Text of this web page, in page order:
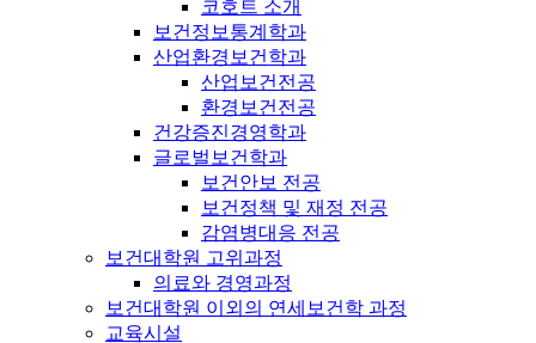
코호트 소개
보건정보통계학과
산업환경보건학과
산업보건전공
환경보건전공
건강증진경영학과
글로벌보건학과
보건안보 전공
보건정책 및 재정 전공
감염병대응 전공
보건대학원 고위과정
의료와 경영과정
보건대학원 이외의 연세보건학 과정
교육시설